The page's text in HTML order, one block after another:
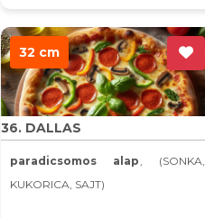
32 cm
36. DALLAS
paradicsomos alap, (SONKA,
KUKORICA, SAJT)